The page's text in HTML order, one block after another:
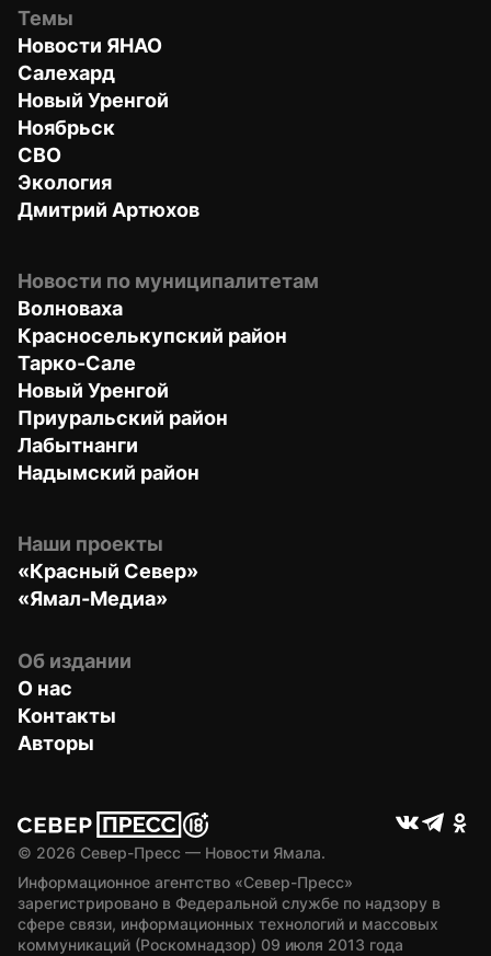
Темы
Новости ЯНАО
Салехард
Новый Уренгой
Ноябрьск
СВО
Экология
Дмитрий Артюхов
Новости по муниципалитетам
Волноваха
Красноселькупский район
Тарко-Сале
Новый Уренгой
Приуральский район
Лабытнанги
Надымский район
Наши проекты
«Красный Север»
«Ямал-Медиа»
Об издании
О нас
Контакты
Авторы
© 2026 Север-Пресс — Новости Ямала.
Информационное агентство «Север-Пресс»
зарегистрировано в Федеральной службе по надзору в
сфере связи, информационных технологий и массовых
коммуникаций (Роскомнадзор) 09 июля 2013 года